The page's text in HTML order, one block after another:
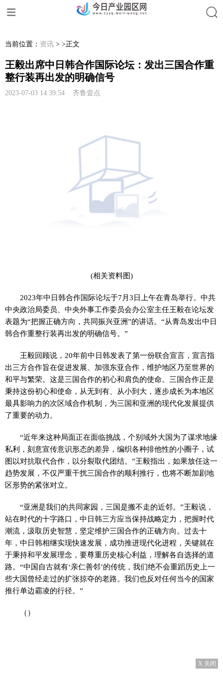
当前位置： 资讯 > >正文
王毅出席中日韩合作国际论坛：发出三国合作重
整行装再出发的明确信号
2023-07-03 14:39:54 齐鲁壹点
(相关资料图)
2023年中日韩合作国际论坛于7月3日上午在青岛举行。中共
中央政治局委员、中央外事工作委员会办公室主任王毅在论坛发
表题为“把握正确方向，共同振兴亚洲”的讲话。“从青岛发出中日
韩合作重整行装再出发的明确信号。”
王毅回顾说，20年前中日韩发表了第一份联合宣言，宣言指
出三方合作旨在促进发展、加强东亚合作，维护地区乃至世界的
和平与繁荣。这是三国合作的初心和肩负的使命。三国合作正是
秉持这份初心和使命，从无到有、从小到大，逐步成长为本地区
最具影响力的次区域合作机制，为三国和亚洲的现代化发展提供
了重要的动力。
“近年来这种局面正在面临挑战，个别域外大国为了谋求地缘
私利，刻意宣传意识形态的差异，编织各种排他性的小圈子，试
图以对抗取代合作，以分裂取代团结。”王毅指出，如果放任这一
趋势发展，不仅严重干扰三国合作的顺利推行，也将不断加剧地
区形势的紧张对立。
“亚洲是我们的共同家园，三国是搬不走的近邻。”王毅说，
站在时代的十字路口，中日韩三方应当保持战略定力，把握时代
潮流，汲取历史智慧，坚定维护三国合作的正确方向。过去十
年，中日韩相继实现快速发展，成功推进现代化进程，关键就在
于秉持和平发展理念，要尊重历史核心利益，理解各自选择的道
路。“中国自古就有‘亲仁善邻’的传统，我们绝不会重蹈历史上一
些大国曾经走过的扩张掠夺的老路。我们也反对任何当今的国家
推行单边霸凌的行径。”
（）
X 关闭